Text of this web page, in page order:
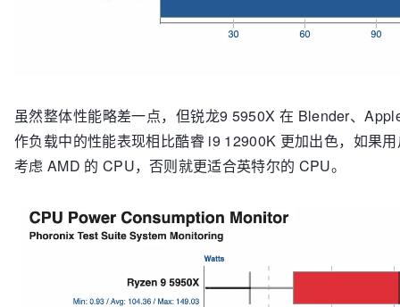
虽然整体性能略差一点，但锐龙9 5950X 在 Blender、
作负载中的性能表现相比酷睿 i9 12900K 更加出色，如果
考虑 AMD 的 CPU，否则就更适合英特尔的 CPU。